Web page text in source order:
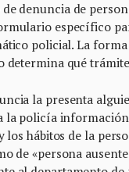
denuncia de
específico
policial. La
qué trámite
la presenta
la policía
los hábitos de la
de «persona